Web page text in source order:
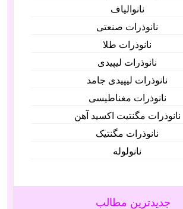
نانوالیاف
نانوذرات صنعتی
نانوذرات طلا
نانوذرات لیپیدی
نانوذرات لیپیدی جامد
نانوذرات مغناطیسی
نانوذرات مگنتیت اکسید آهن
نانوذرات مگنتیک
نانولوله‌
جدیدترین مطالب